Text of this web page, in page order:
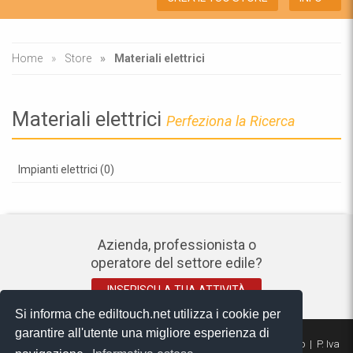
Si informa che ediltouch.net utilizza i cookie per
garantire all'utente una migliore esperienza di
Home Store Materiali elettrici
Materiali elettrici Perfeziona la Ricerca
Impianti elettrici (0)
Azienda, professionista o
operatore del settore edile?
INSERISCI LA TUA ATTIVITÀ
© 2026 Helpoo srls | P.zza Giuseppe Grandi, 24 - 20136 - Milano | P. Iva